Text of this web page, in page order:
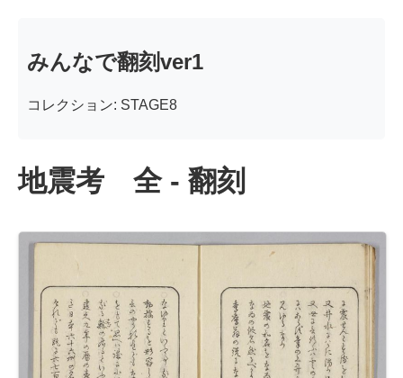
みんなで翻刻ver1
コレクション: STAGE8
地震考 全 - 翻刻